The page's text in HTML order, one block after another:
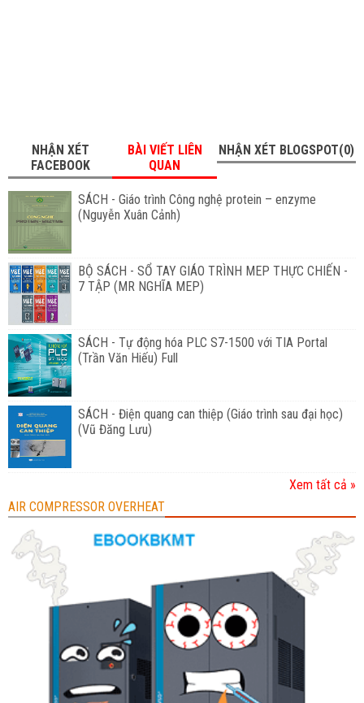
NHẬN XÉT
FACEBOOK
BÀI VIẾT LIÊN
QUAN
NHẬN XÉT BLOGSPOT(0)
SÁCH - Giáo trình Công nghệ protein – enzyme
(Nguyễn Xuân Cảnh)
BỘ SÁCH - SỔ TAY GIÁO TRÌNH MEP THỰC CHIẾN -
7 TẬP (MR NGHĨA MEP)
SÁCH - Tự động hóa PLC S7-1500 với TIA Portal
(Trần Văn Hiếu) Full
SÁCH - Điện quang can thiệp (Giáo trình sau đại học)
(Vũ Đăng Lưu)
Xem tất cả »
AIR COMPRESSOR OVERHEAT